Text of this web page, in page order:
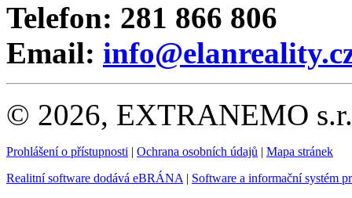
Telefon: 281 866 806
Email:
© 2026, EXTRANEMO
Prohlášení o přístupnosti | Ochrana osobních údajů | Mapa stránek
Realitní software dodává eBRÁNA | Software a informační systém